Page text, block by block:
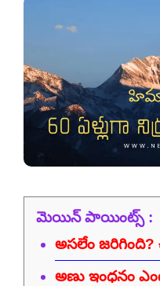
మెయిన్ పాయింట్స్ :
అసలేం జరిగింది?
అణు ఇంధనం